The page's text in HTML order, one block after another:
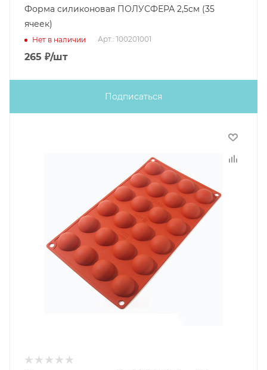
Форма силиконовая ПОЛУСФЕРА 2,5см (35
ячеек)
Нет в наличии Арт.: 100201001
265 ₽/шт
Подписаться